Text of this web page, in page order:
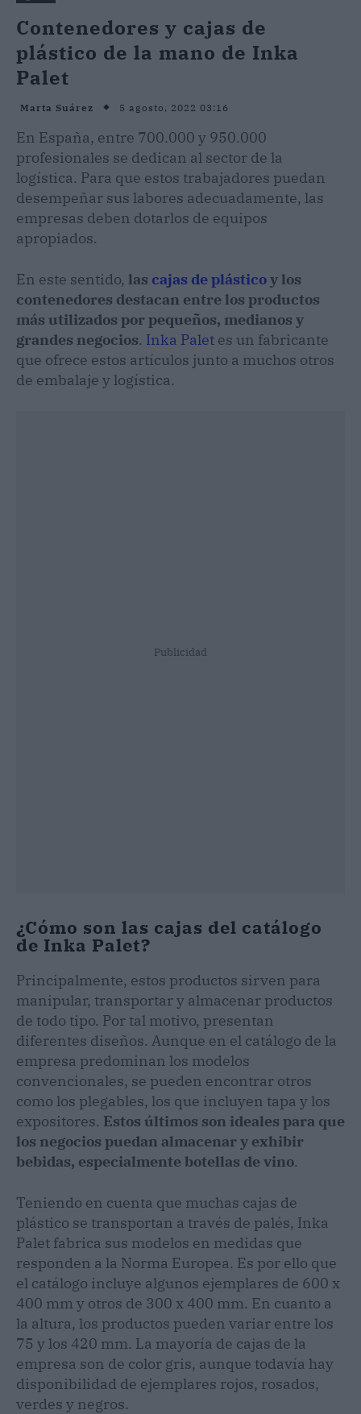
Contenedores y cajas de
plástico de la mano de Inka
Palet
Marta Suárez 5 agosto, 2022 03:16
En España, entre 700.000 y 950.000
profesionales se dedican al sector de la
logística. Para que estos trabajadores puedan
desempeñar sus labores adecuadamente, las
empresas deben dotarlos de equipos
apropiados.
En este sentido, las cajas de plásticoy los
contenedores destacan entre los productos
más utilizados por pequeños, medianos y
grandes negocios. Inka Palet es un fabricante
que ofrece estos artículos junto a muchos otros
de embalaje y logística.
Publicidad
¿Cómo son las cajas del catálogo
de Inka Palet?
Principalmente, estos productos sirven para
manipular, transportar y almacenar productos
de todo tipo. Por tal motivo, presentan
diferentes diseños. Aunque en el catálogo de la
empresa predominan los modelos
convencionales, se pueden encontrar otros
como los plegables, los que incluyen tapa y los
expositores. Estos últimos son ideales para que
los negocios puedan almacenar y exhibir
bebidas, especialmente botellas de vino.
Teniendo en cuenta que muchas cajas de
plástico se transportan a través de palés, Inka
Palet fabrica sus modelos en medidas que
responden a la Norma Europea. Es por ello que
el catálogo incluye algunos ejemplares de 600 x
400 mm y otros de 300 x 400 mm. En cuanto a
la altura, los productos pueden variar entre los
75 y los 420 mm. La mayoría de cajas de la
empresa son de color gris, aunque todavía hay
disponibilidad de ejemplares rojos, rosados,
verdes y negros.